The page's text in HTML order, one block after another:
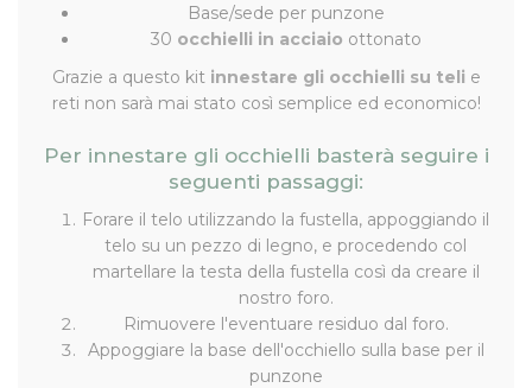
Base/sede per punzone
30 occhielli in acciaio ottonato
Grazie a questo kit innestare gli occhielli su teli e
reti non sarà mai stato così semplice ed economico!
Per innestare gli occhielli basterà seguire i
seguenti passaggi:
Forare il telo utilizzando la fustella, appoggiando il
telo su un pezzo di legno, e procedendo col
martellare la testa della fustella così da creare il
nostro foro.
Rimuovere l'eventuare residuo dal foro.
Appoggiare la base dell'occhiello sulla base per il
punzone